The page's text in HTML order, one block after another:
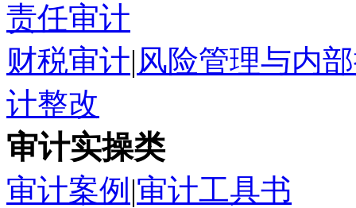
责任审计
财税审计|风险管理与内
计整改
审计实操类
审计案例 |审计工具书